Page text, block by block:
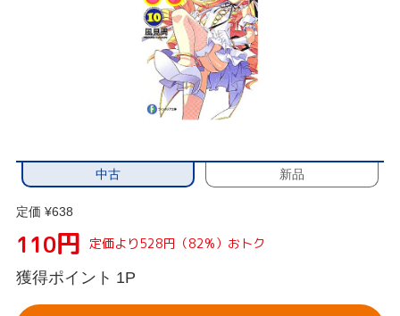
中古 新品
定価 ¥638
110円 定価より528円（82%）おトク
獲得ポイント 1P